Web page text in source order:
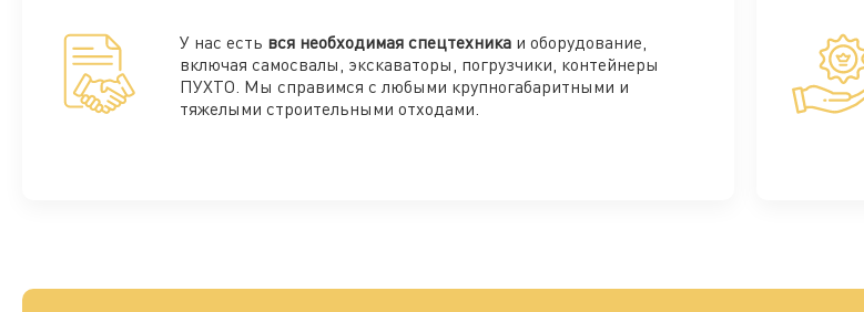
У нас есть вся необходимая спецтехника и оборудование,
включая самосвалы, экскаваторы, погрузчики, контейнеры
ПУХТО. Мы справимся с любыми крупногабаритными и
тяжелыми строительными отходами.